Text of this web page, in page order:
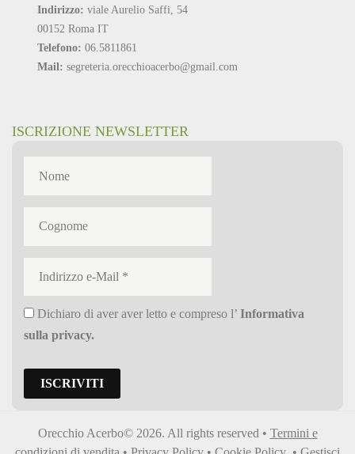
Indirizzo: viale Aurelio Saffi, 54
00152 Roma IT
Telefono: 06.5811861
Mail: segreteria.orecchioacerbo@gmail.com
ISCRIZIONE NEWSLETTER
Dichiaro di aver aver letto e compreso l’ Informativa
sulla privacy.
Orecchio Acerbo© 2026. All rights reserved • Termini e